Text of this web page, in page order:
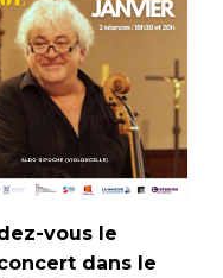
vous le
dans le